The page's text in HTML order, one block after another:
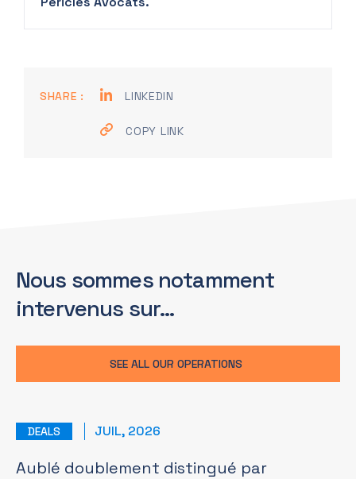
SHARE : LINKEDIN
COPY LINK
Nous sommes notamment
intervenus sur…
SEE ALL OUR OPERATIONS
DEALS JUIL, 2026
Aublé doublement distingué par